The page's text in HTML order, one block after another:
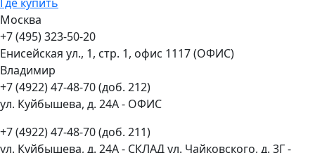
Москва
+7 (495) 323-50-20
Енисейская ул., 1, стр. 1, офис 1117 (ОФИС)
Владимир
+7 (4922) 47-48-70 (доб. 212)
ул. Куйбышева, д. 24А - ОФИС
+7 (4922) 47-48-70 (доб. 211)
ул. Куйбышева, д. 24А - СКЛАД ул. Чайковского, д. 3Г -